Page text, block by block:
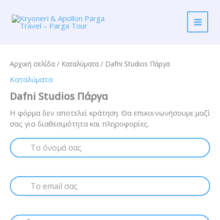
στο
περιεχόμενο
Αρχική σελίδα / Καταλύματα / Dafni Studios Πάργα
Καταλύματα
Dafni Studios Πάργα
Η φόρμα δεν αποτελεί κράτηση. Θα επικοινωνήσουμε μαζί
σας για διαθεσιμότητα και πληροφορίες.